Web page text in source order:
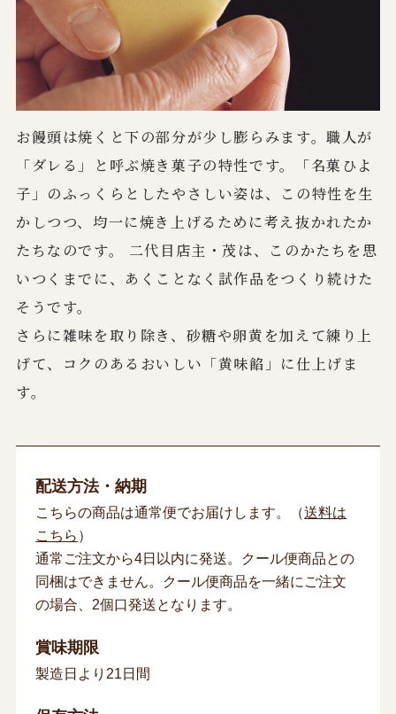
お饅頭は焼くと下の部分が少し膨らみます。職人が
「ダレる」と呼ぶ焼き菓子の特性です。「名菓ひよ
子」のふっくらとしたやさしい姿は、この特性を生
かしつつ、均一に焼き上げるために考え抜かれたか
たちなのです。 二代目店主・茂は、このかたちを思
いつくまでに、あくことなく試作品をつくり続けた
そうです。
さらに雑味を取り除き、砂糖や卵黄を加えて練り上
げて、コクのあるおいしい「黄味餡」に仕上げま
す。
配送方法・納期
こちらの商品は通常便でお届けします。（送料は
こちら ）
通常ご注文から4日以内に発送。クール便商品との
同梱はできません。クール便商品を一緒にご注文
の場合、2個口発送となります。
賞味期限
製造日より21日間